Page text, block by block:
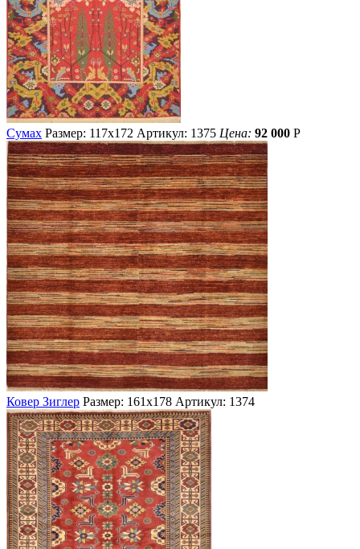
Сумах Размер: 117х172 Артикул: 1375 Цена: 92 000 Р
Ковер Зиглер Размер: 161х178 Артикул: 1374